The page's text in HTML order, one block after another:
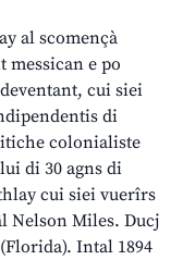
al scomençà
messican e po
cui siei
di
colonialiste
di 30 agns di
cui siei vuerîrs
Nelson Miles. Ducj
Intal 1894